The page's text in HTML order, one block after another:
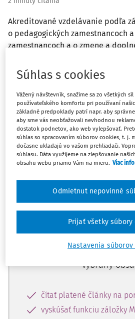
Akreditované vzdelávanie podľa
o pedagogických zamestnancoch
zamestnancoch a o zmene a
Link na webové sídlo
Slowakische Akademien, a.s.
Máte
Zaregistrujte sa a
dňový skúšobný
Vďaka registrácii
vybraný
čítať platené články na
vyskúšať funkciu záložky
Súhlas s cookies
Vážený návštevník, snažíme sa zo všetkých
používateľského komfortu pri používaní
základné predpoklady patrí napr. aby
aby sme vás neobťažovali nevhodnou
dostatok podnetov, ako web vylepšovať.
súhlas so spracovaním súborov cookies, t. j.
dočasne ukladajú vo vašom prehliadači.
súhlasu. Dáta využijeme na zlepšovanie
obsahu webu priamo Vám na mieru. Viac
Nastavenia súborov
Odmietnut nepovinné
Prijať všetky súbory